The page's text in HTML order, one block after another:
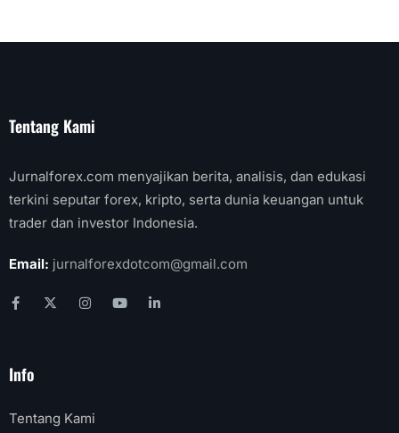
Tentang Kami
Jurnalforex.com menyajikan berita, analisis, dan edukasi
terkini seputar forex, kripto, serta dunia keuangan untuk
trader dan investor Indonesia.
Email: jurnalforexdotcom@gmail.com
Info
Tentang Kami